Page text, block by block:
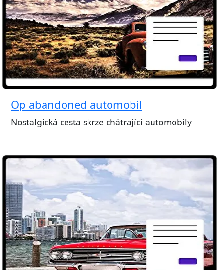
Op abandoned automobil
Nostalgická cesta skrze chátrající automobily